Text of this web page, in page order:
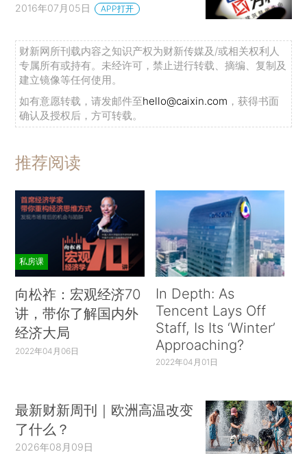
2016年07月05日 APP打开
财新网所刊载内容之知识产权为财新传媒及/或相关权利人
专属所有或持有。未经许可，禁止进行转载、摘编、复制及
建立镜像等任何使用。
如有意愿转载，请发邮件至hello@caixin.com ，获得书面
确认及授权后，方可转载。
推荐阅读
私房课
向松祚：宏观经济70
讲，带你了解国内外
经济大局
2022年04月06日
In Depth: As
Tencent Lays Off
Staff, Is Its ‘Winter’
Approaching?
2022年04月01日
最新财新周刊｜欧洲高温改变
了什么？
2026年08月09日